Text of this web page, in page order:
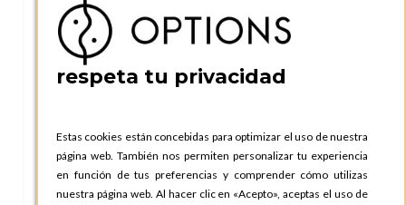
respeta tu privacidad
Estas cookies están concebidas para optimizar el uso de nuestra
página web. También nos permiten personalizar tu experiencia
en función de tus preferencias y comprender cómo utilizas
nuestra página web. Al hacer clic en «Acepto», aceptas el uso de